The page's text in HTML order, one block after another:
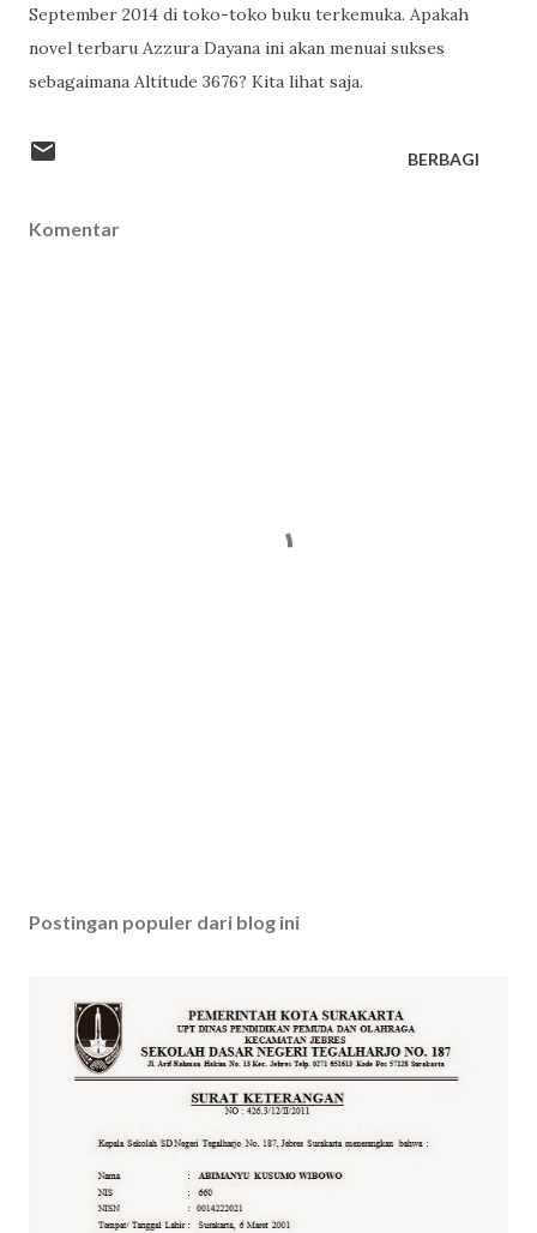
September 2014 di toko-toko buku terkemuka. Apakah
novel terbaru Azzura Dayana ini akan menuai sukses
sebagaimana Altitude 3676? Kita lihat saja.
BERBAGI
Komentar
Postingan populer dari blog ini